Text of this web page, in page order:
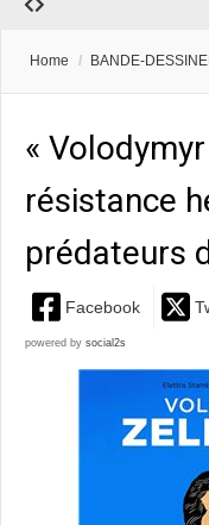
Home / BANDE-
«
résistance
prédateurs
Facebook
powered by social2s